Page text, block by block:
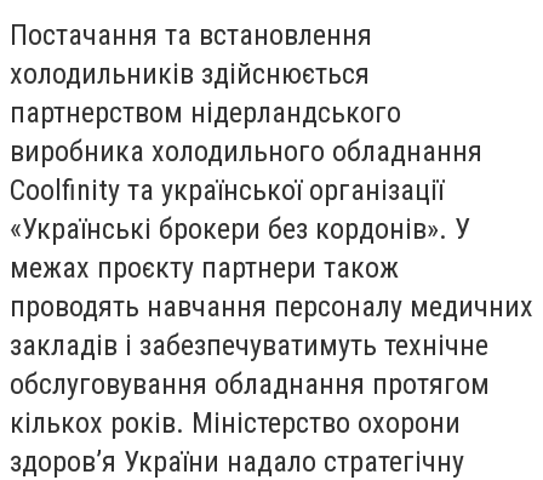
Постачання та встановлення
холодильників здійснюється
партнерством нідерландського
виробника холодильного обладнання
Coolfinity та української організації
«Українські брокери без кордонів». У
межах проєкту партнери також
проводять навчання персоналу медичних
закладів і забезпечуватимуть технічне
обслуговування обладнання протягом
кількох років. Міністерство охорони
здоров’я України надало стратегічну